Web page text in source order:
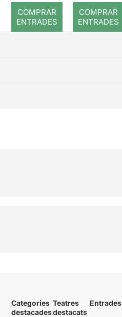
COMPRAR
ENTRADES
COMPRAR
ENTRADES
Categories
destacades
Teatres
destacats
Entrades